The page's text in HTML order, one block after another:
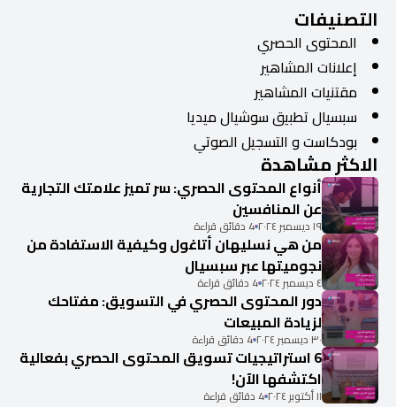
التصنيفات
المحتوى الحصري
إعلانات المشاهير
مقتنيات المشاهير
سبسيال تطبيق سوشيال ميديا
بودكاست و التسجيل الصوتي
الاكثر مشاهدة
أنواع المحتوى الحصري: سر تميز علامتك التجارية
عن المنافسين
١٩ ديسمبر ٢٠٢٤ 4 دقائق قراءة
من هي نسليهان أتاغول وكيفية الاستفادة من
نجوميتها عبر سبسيال
٤ ديسمبر ٢٠٢٤ 4 دقائق قراءة
دور المحتوى الحصري في التسويق: مفتاحك
لزيادة المبيعات
٣٠ ديسمبر ٢٠٢٤ 4 دقائق قراءة
6 استراتيجيات تسويق المحتوى الحصري بفعالية
اكتشفها الآن!
١١ أكتوبر ٢٠٢٤ 4 دقائق قراءة